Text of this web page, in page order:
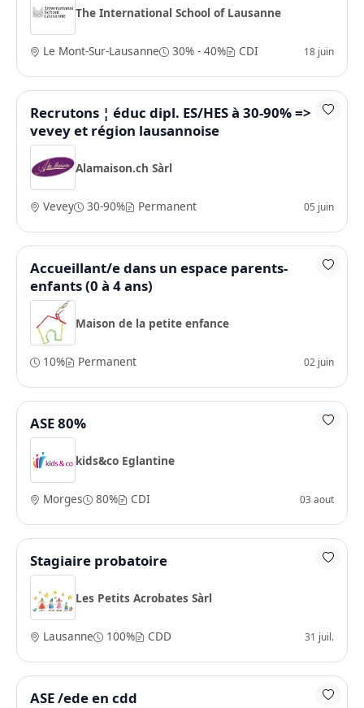
The International School of Lausanne
Le Mont-Sur-Lausanne 30% - 40% CDI 18 juin
Recrutons ¦ éduc dipl. ES/HES à 30-90% =>
vevey et région lausannoise
Alamaison.ch Sàrl
Vevey 30-90% Permanent 05 juin
Accueillant/e dans un espace parents-
enfants (0 à 4 ans)
Maison de la petite enfance
10% Permanent 02 juin
ASE 80%
kids&co Eglantine
Morges 80% CDI 03 aout
Stagiaire probatoire
Les Petits Acrobates Sàrl
Lausanne 100% CDD 31 juil.
ASE /ede en cdd